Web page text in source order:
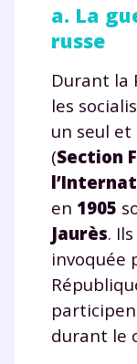
a. La
russe
Durant la
les
un seul
(Section
en 1905
Jaurès.
invoquée
durant le